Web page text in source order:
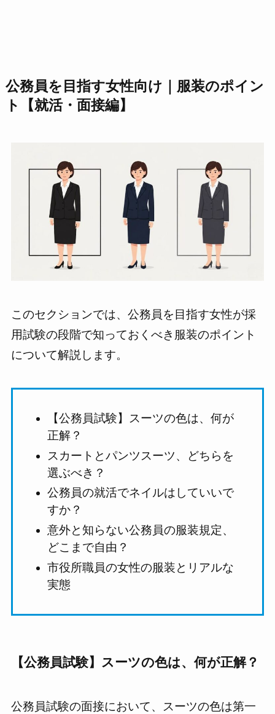
公務員を目指す女性向け｜服装のポイン
ト【就活・面接編】
このセクションでは、公務員を目指す女性が採
用試験の段階で知っておくべき服装のポイント
について解説します。
【公務員試験】スーツの色は、何が
正解？
スカートとパンツスーツ、どちらを
選ぶべき？
公務員の就活でネイルはしていいで
すか？
意外と知らない公務員の服装規定、
どこまで自由？
市役所職員の女性の服装とリアルな
実態
【公務員試験】スーツの色は、何が正解？
公務員試験の面接において、スーツの色は第一